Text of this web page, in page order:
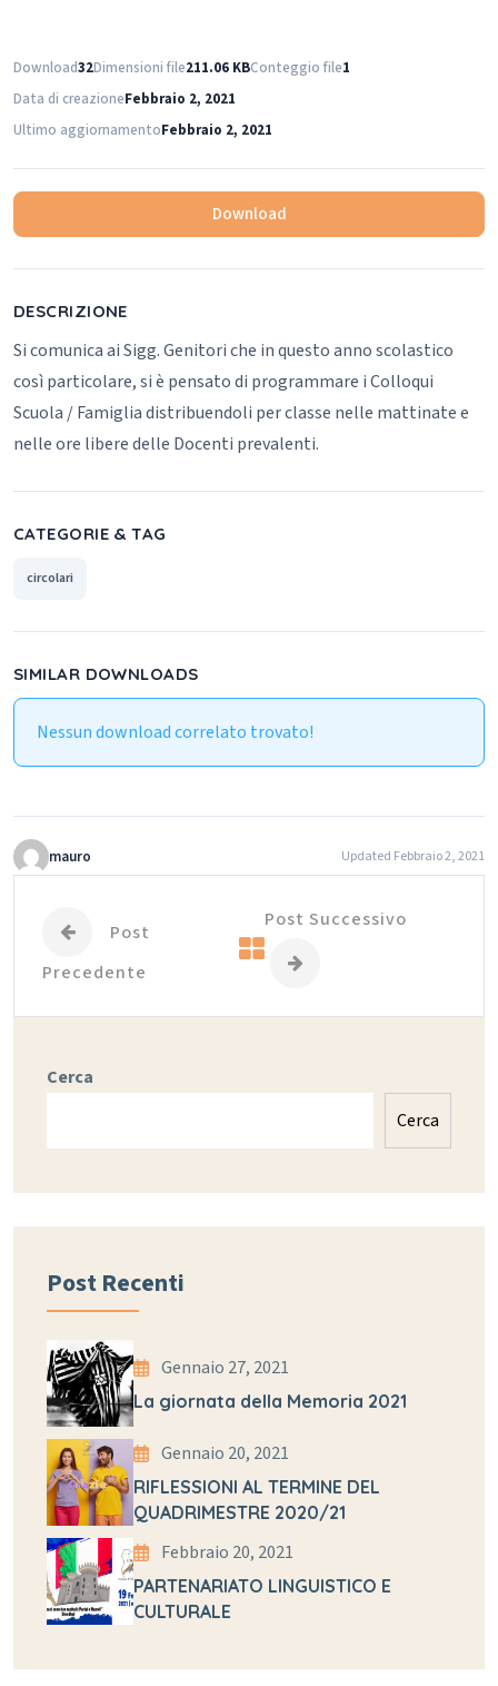
Download32Dimensioni file211.06 KBConteggio file1
Data di creazioneFebbraio 2, 2021
Ultimo aggiornamentoFebbraio 2, 2021
Download
DESCRIZIONE
Si comunica ai Sigg. Genitori che in questo anno scolastico
così particolare, si è pensato di programmare i Colloqui
Scuola / Famiglia distribuendoli per classe nelle mattinate e
nelle ore libere delle Docenti prevalenti.
CATEGORIE & TAG
circolari
SIMILAR DOWNLOADS
Nessun download correlato trovato!
mauro Updated Febbraio 2, 2021
Post
Precedente
Post Successivo
Cerca
Cerca
Post Recenti
Gennaio 27, 2021
La giornata della Memoria 2021
Gennaio 20, 2021
RIFLESSIONI AL TERMINE DEL
QUADRIMESTRE 2020/21
Febbraio 20, 2021
PARTENARIATO LINGUISTICO E
CULTURALE